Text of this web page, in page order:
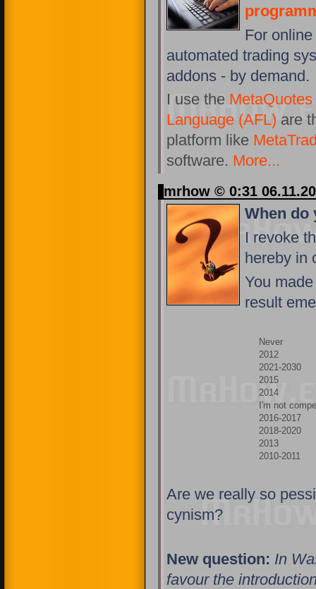
For
automated trading
addons - by demand.
I use the
Language (AFL) are
platform like
software. More...
mrhow © 0:31
When do
I revoke
hereby in
You
result
Never
2012
2021-2030
2015
2014
I'm not
2016-2017
2018-2020
2013
2010-2011
Are we really so
cynism?
New question: In
favour the